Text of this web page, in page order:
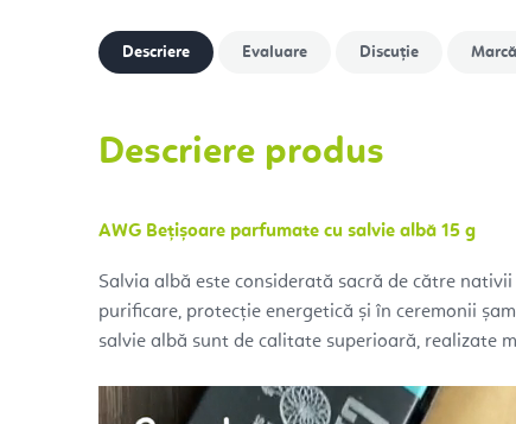
Descriere Evaluare Discuţie Marcă
Descriere produs
AWG Bețișoare parfumate cu salvie albă 15 g
Salvia albă este considerată sacră de către
purificare, protecție energetică și în ceremonii
salvie albă sunt de calitate superioară, realizate